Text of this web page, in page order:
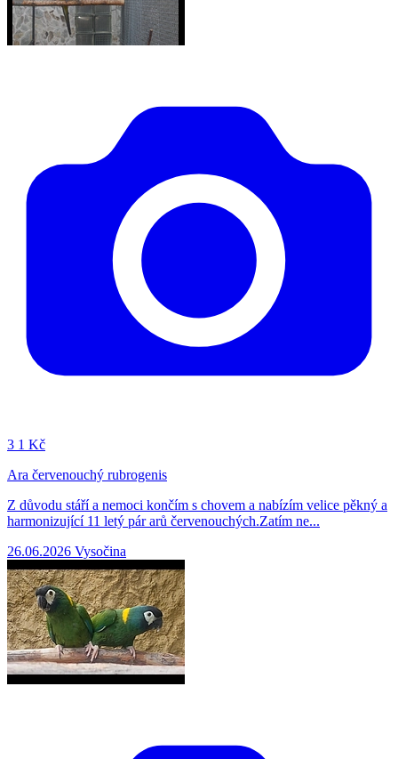
3 1 Kč
Ara červenouchý rubrogenis
Z důvodu stáří a nemoci končím s chovem a nabízím velice pěkný a
harmonizující 11 letý pár arů červenouchých.Zatím ne...
26.06.2026 Vysočina